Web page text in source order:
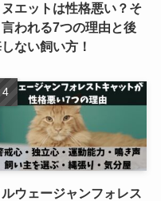
ヌエットは性格悪い？そ
言われる7つの理由と後
ない飼い方！
ルウェージャンフォレス